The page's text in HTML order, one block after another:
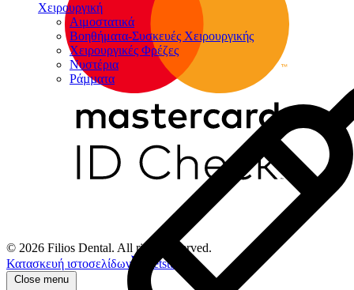
Χειρουργική
Αιμοστατικά
Βοηθήματα-Συσκευές Χειρουργικής
Χειρουργικές Φρέζες
Νυστέρια
Ράµµατα
© 2026 Filios Dental. All rights reserved.
Κατασκευή ιστοσελίδων
Netstudio
Close menu